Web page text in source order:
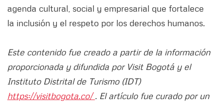
agenda cultural, social y empresarial que fortalece
la inclusión y el respeto por los derechos humanos.
Este contenido fue creado a partir de la información
proporcionada y difundida por Visit Bogotá y el
Instituto Distrital de Turismo (IDT)
https://visitbogota.co/. El artículo fue curado por un